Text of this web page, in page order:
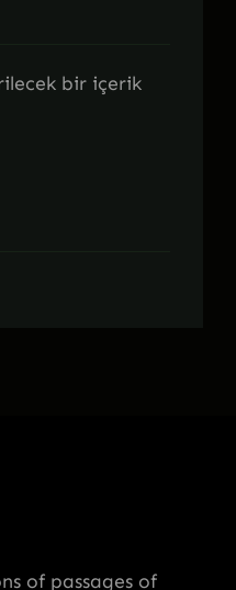
bir içerik
of passages of